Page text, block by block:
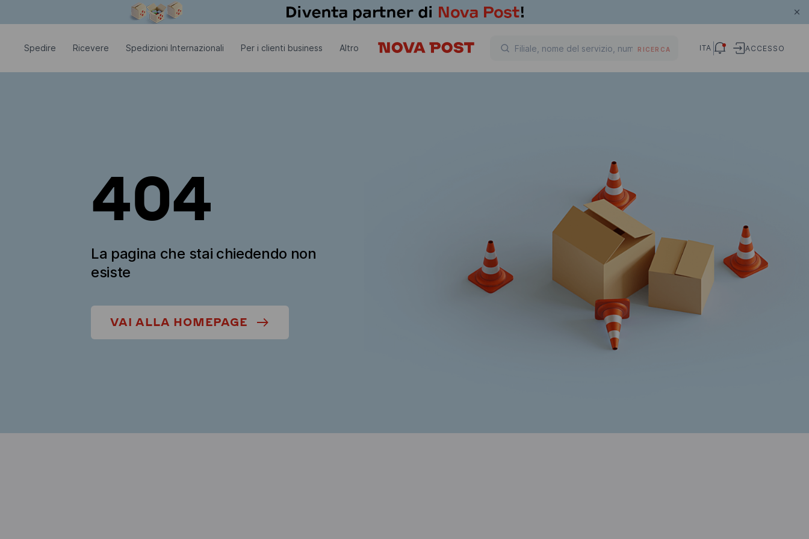
Spedire Ricevere Spedizioni Internazionali Per i clienti business Altro RICERCA ITA ACCESSO
404
La pagina che stai chiedendo non
esiste
VAI ALLA HOMEPAGE